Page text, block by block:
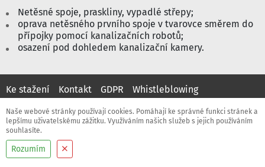
Netěsné spoje, praskliny, vypadlé střepy;
oprava netěsného prvního spoje v tvarovce směrem do
přípojky pomocí kanalizačních robotů;
osazení pod dohledem kanalizační kamery.
Naše webové stránky používají cookies. Pomáhají ke správné funkci stránek a
lepšímu uživatelskému zážitku. Využíváním našich služeb s jejich používáním
souhlasíte.
Rozumím
Ke stažení Kontakt GDPR
Whistleblowing
PFEIFFER SK, s.r.o.